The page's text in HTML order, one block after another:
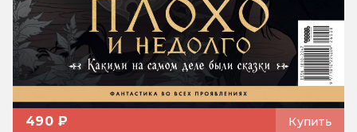
490 ₽ Купить